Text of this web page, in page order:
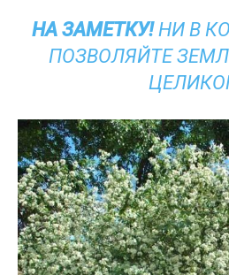
НА ЗАМЕТКУ!НИ В
ПОЗВОЛЯЙТЕ